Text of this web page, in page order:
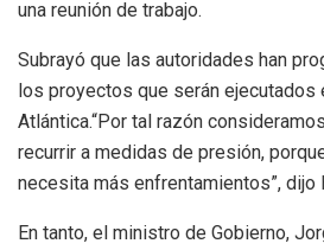
una reunión de trabajo.
Subrayó que las autoridades han
los proyectos que serán ejecutados
Atlántica.“Por tal razón
recurrir a medidas de presión,
necesita más enfrentamientos”, dijo
En tanto, el ministro de Gobierno,